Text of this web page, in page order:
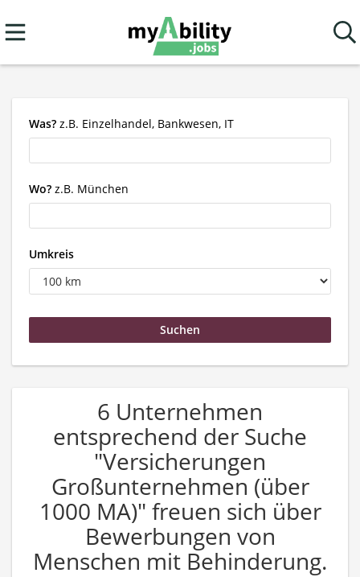
Was? z.B. Einzelhandel, Bankwesen, IT
Wo? z.B. München
Umkreis
6 Unternehmen
entsprechend der Suche
"Versicherungen
Großunternehmen (über
1000 MA)" freuen sich über
Bewerbungen von
Menschen mit Behinderung.